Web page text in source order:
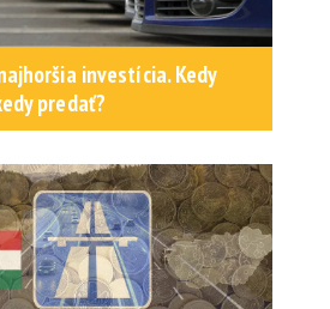
investícia. Kedy
predať?